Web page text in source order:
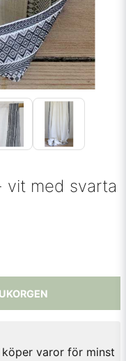
vit med svarta
varor för minst